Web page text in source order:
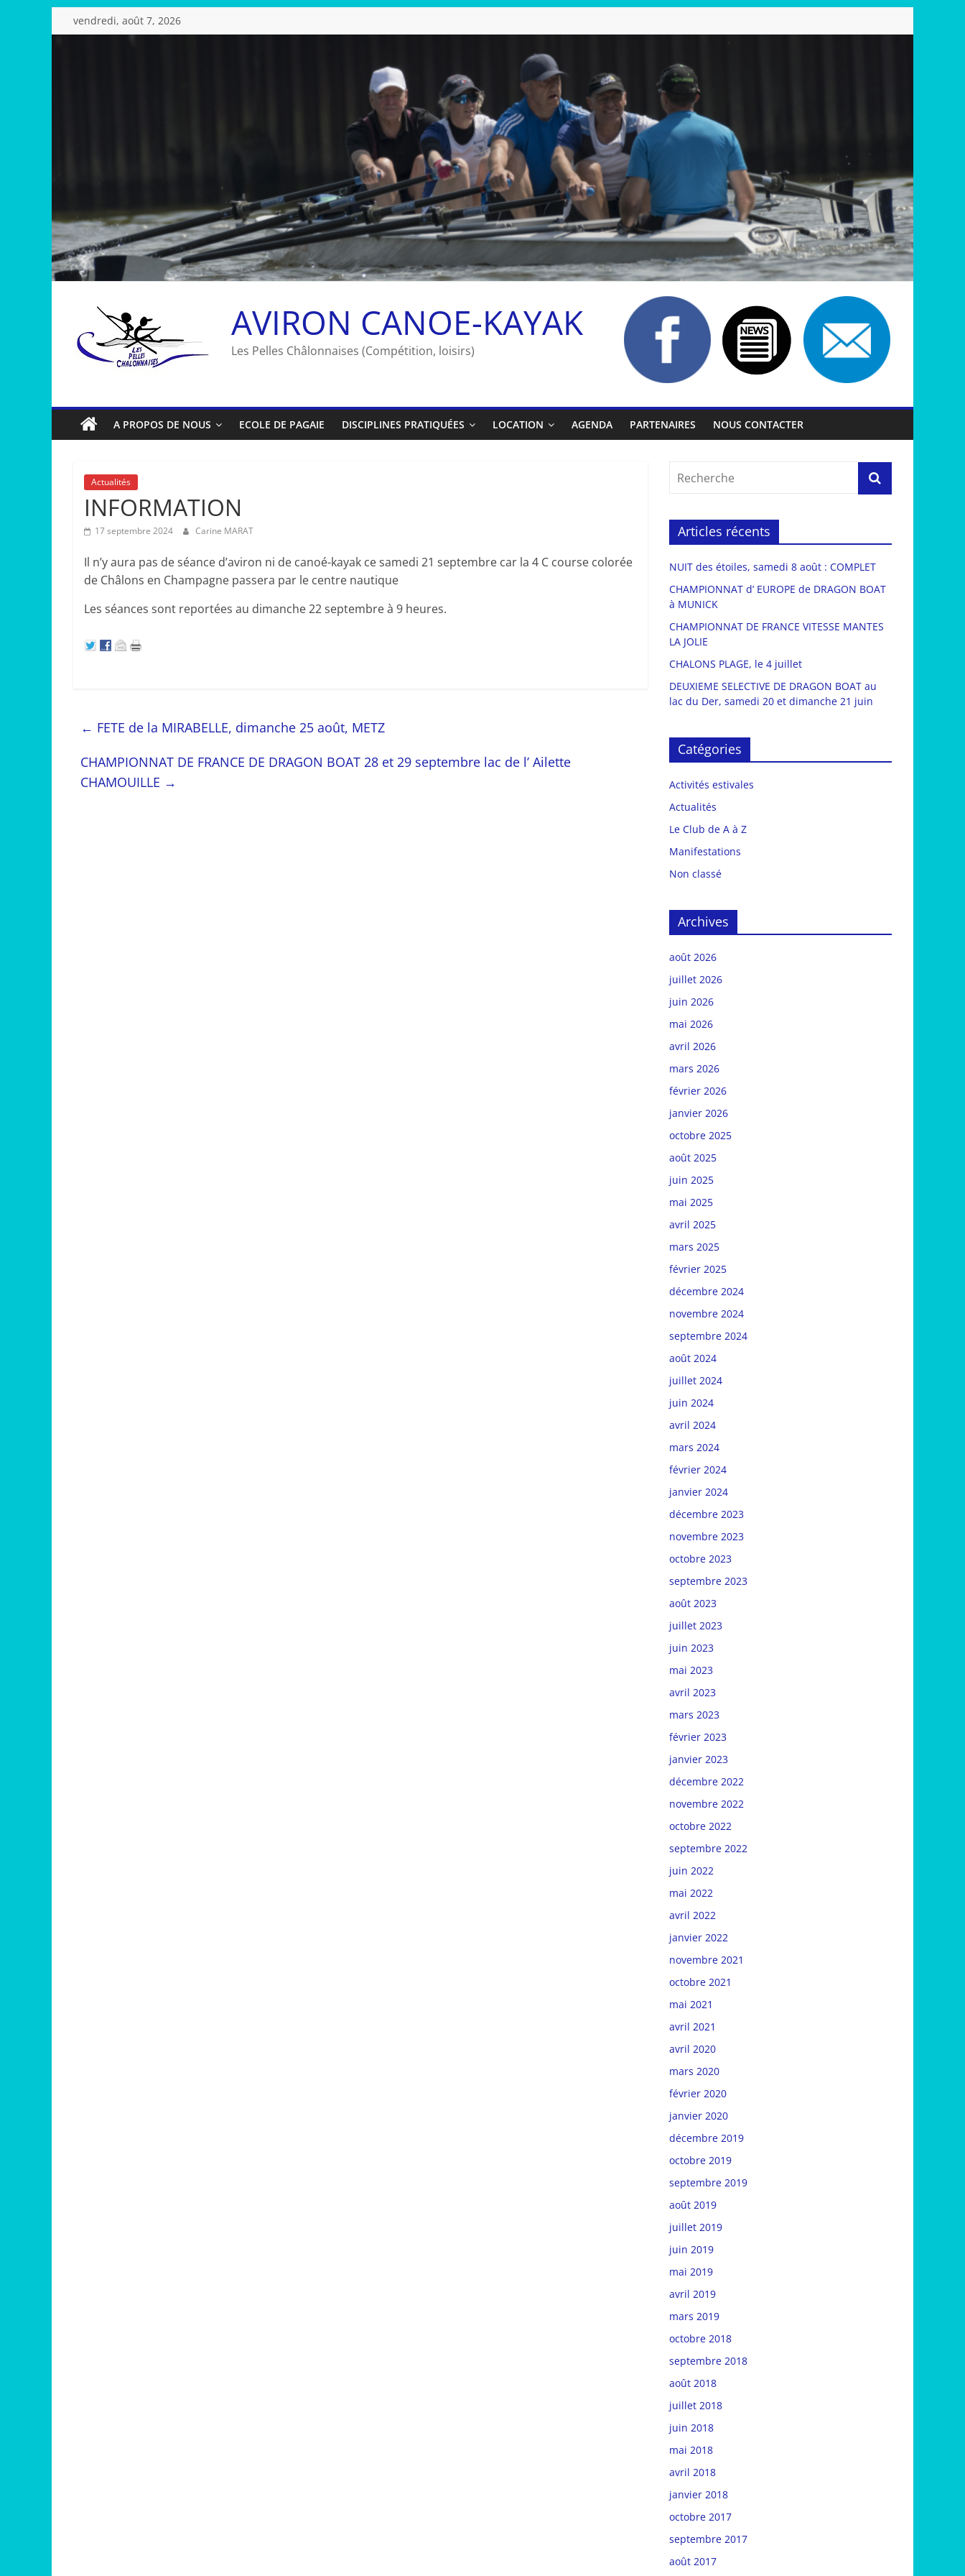
Passer
au
vendredi, août 7, 2026
AVIRON CANOE-KAYAK
Les Pelles Châlonnaises (Compétition, loisirs)
A PROPOS DE NOUS ECOLE DE PAGAIE DISCIPLINES PRATIQUÉES LOCATION AGENDA PARTENAIRES NOUS CONTACTER
Actualités
INFORMATION
17 septembre 2024 Carine MARAT
Il n’y aura pas de séance d’aviron ni de canoé-kayak ce samedi 21 septembre car la 4 C course colorée
de Châlons en Champagne passera par le centre nautique
Les séances sont reportées au dimanche 22 septembre à 9 heures.
← FETE de la MIRABELLE, dimanche 25 août, METZ
CHAMPIONNAT DE FRANCE DE DRAGON BOAT 28 et 29 septembre lac de l’ Ailette
CHAMOUILLE →
Articles récents
NUIT des étoiles, samedi 8 août : COMPLET
CHAMPIONNAT d’ EUROPE de DRAGON BOAT
à MUNICK
CHAMPIONNAT DE FRANCE VITESSE MANTES
LA JOLIE
CHALONS PLAGE, le 4 juillet
DEUXIEME SELECTIVE DE DRAGON BOAT au
lac du Der, samedi 20 et dimanche 21 juin
Catégories
Activités estivales
Actualités
Le Club de A à Z
Manifestations
Non classé
Archives
août 2026
juillet 2026
juin 2026
mai 2026
avril 2026
mars 2026
février 2026
janvier 2026
octobre 2025
août 2025
juin 2025
mai 2025
avril 2025
mars 2025
février 2025
décembre 2024
novembre 2024
septembre 2024
août 2024
juillet 2024
juin 2024
avril 2024
mars 2024
février 2024
janvier 2024
décembre 2023
novembre 2023
octobre 2023
septembre 2023
août 2023
juillet 2023
juin 2023
mai 2023
avril 2023
mars 2023
février 2023
janvier 2023
décembre 2022
novembre 2022
octobre 2022
septembre 2022
juin 2022
mai 2022
avril 2022
janvier 2022
novembre 2021
octobre 2021
mai 2021
avril 2021
avril 2020
mars 2020
février 2020
janvier 2020
décembre 2019
octobre 2019
septembre 2019
août 2019
juillet 2019
juin 2019
mai 2019
avril 2019
mars 2019
octobre 2018
septembre 2018
août 2018
juillet 2018
juin 2018
mai 2018
avril 2018
janvier 2018
octobre 2017
septembre 2017
août 2017